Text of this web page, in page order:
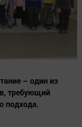
– один из
требующий
подхода.